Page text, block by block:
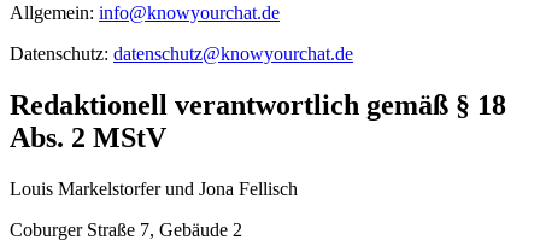
Allgemein: info@knowyourchat.de
Datenschutz: datenschutz@knowyourchat.de
Redaktionell verantwortlich gemäß § 18
Abs. 2 MStV
Louis Markelstorfer und Jona Fellisch
Coburger Straße 7, Gebäude 2